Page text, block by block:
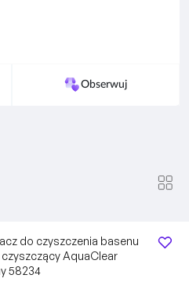
Obserwuj
do czyszczenia basenu
AquaClear
58234